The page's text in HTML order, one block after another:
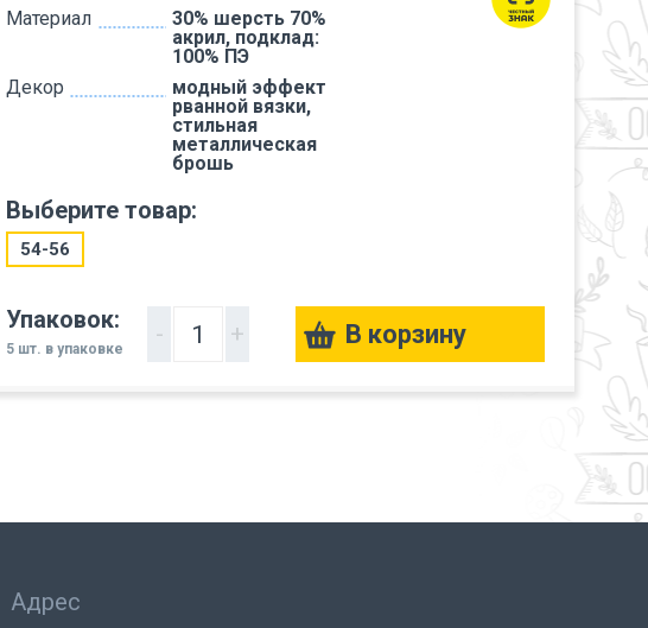
Материал
30% шерсть 70%
акрил, подклад:
100% ПЭ
Декор
модный эффект
рванной вязки,
стильная
металлическая
брошь
Выберите товар:
54-56
Упаковок:
5 шт. в упаковке
- +
Адрес